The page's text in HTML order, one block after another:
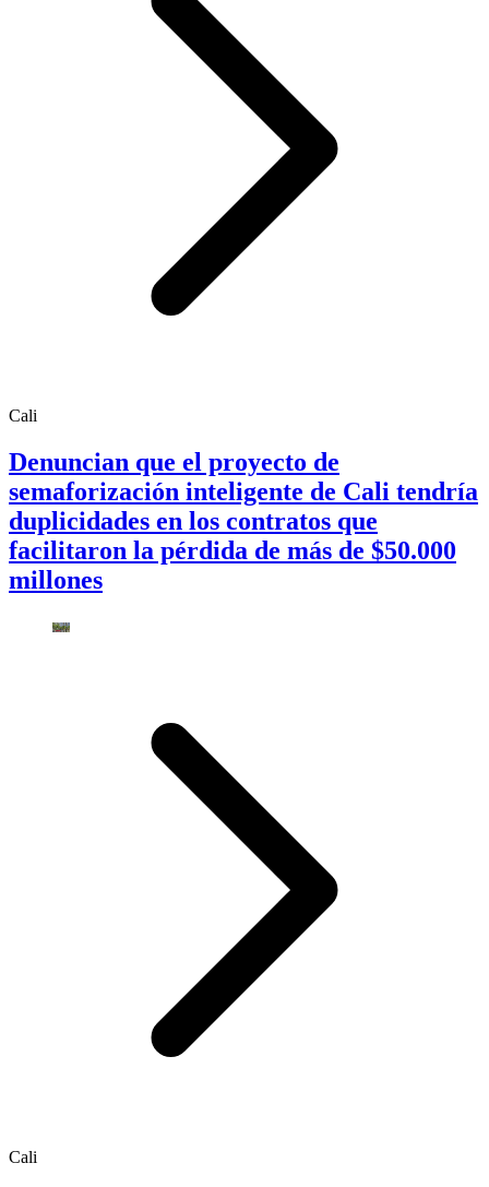
Cali
Denuncian que el proyecto de
semaforización inteligente de Cali tendría
duplicidades en los contratos que
facilitaron la pérdida de más de $50.000
millones
Cali